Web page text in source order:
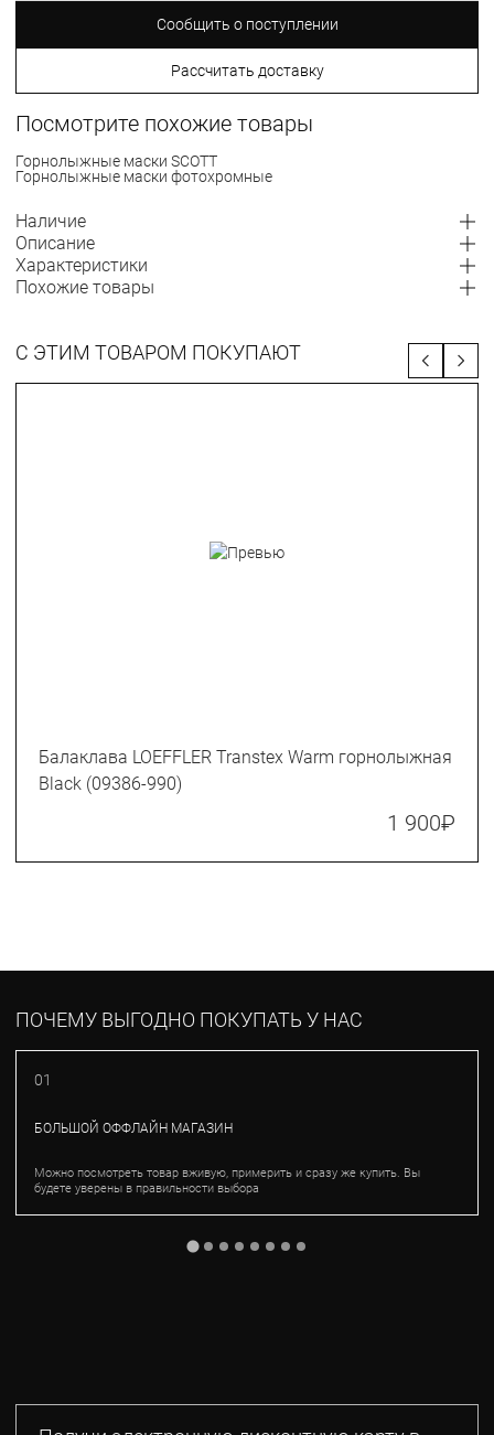
Сообщить о поступлении
Рассчитать доставку
Посмотрите похожие товары
Горнолыжные маски SCOTT
Горнолыжные маски фотохромные
Наличие
Описание
Характеристики
Похожие товары
С ЭТИМ ТОВАРОМ ПОКУПАЮТ
Балаклава LOEFFLER Transtex Warm горнолыжная
Black (09386-990)
1 900₽
ПОЧЕМУ ВЫГОДНО ПОКУПАТЬ У НАС
01
БОЛЬШОЙ ОФФЛАЙН МАГАЗИН
Можно посмотреть товар вживую, примерить и сразу же купить. Вы
будете уверены в правильности выбора